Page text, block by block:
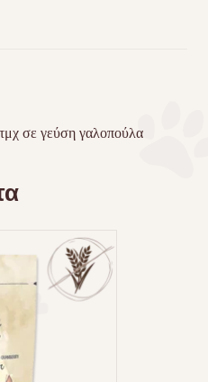
σε γεύση γαλοπούλα